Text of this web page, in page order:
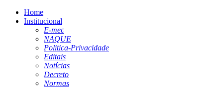
Home
Institucional
E-mec
NAQUE
Politica-Privacidade
Editais
Notícias
Decreto
Normas